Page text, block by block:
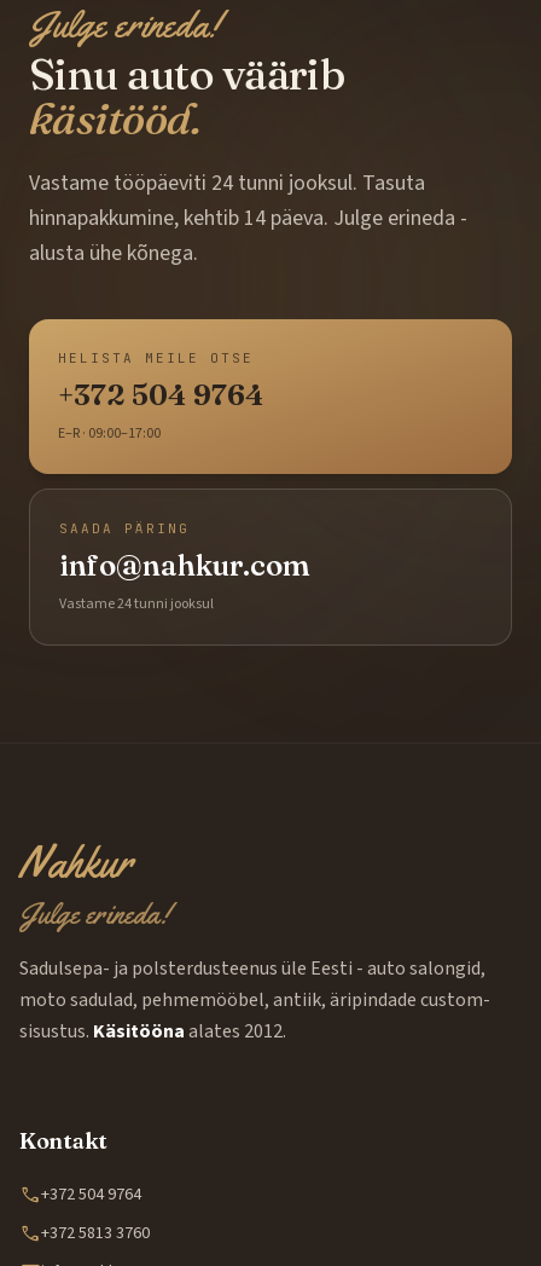
Julge erineda!
Sinu auto väärib
käsitööd.
Vastame tööpäeviti 24 tunni jooksul. Tasuta
hinnapakkumine, kehtib 14 päeva. Julge erineda -
alusta ühe kõnega.
HELISTA MEILE OTSE
+372 504 9764
E–R · 09:00–17:00
SAADA PÄRING
info@nahkur.com
Vastame 24 tunni jooksul
Nahkur
Julge erineda!
Sadulsepa- ja polsterdusteenus üle Eesti - auto salongid,
moto sadulad, pehmemööbel, antiik, äripindade custom-
sisustus. Käsitöönaalates 2012.
Kontakt
call+372 504 9764
call+372 5813 3760